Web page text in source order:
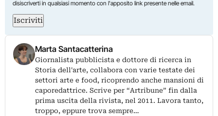
disiscriverti in qualsiasi momento con l'apposito link presente nelle email.
Iscriviti
Marta Santacatterina
Giornalista pubblicista e dottore di ricerca in
Storia dell'arte, collabora con varie testate dei
settori arte e food, ricoprendo anche mansioni di
caporedattrice. Scrive per “Artribune” fin dalla
prima uscita della rivista, nel 2011. Lavora tanto,
troppo, eppure trova sempre…